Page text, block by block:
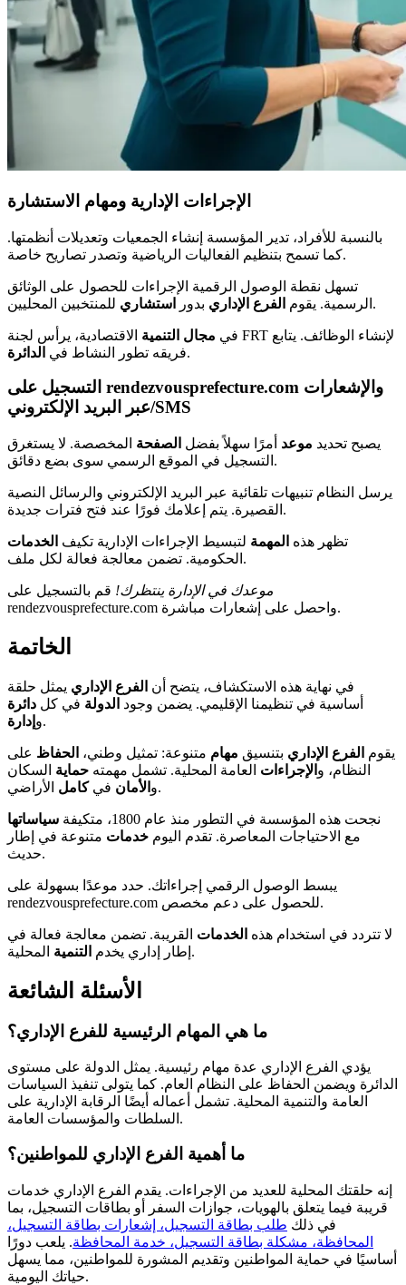
الإجراءات الإدارية ومهام الاستشارة
بالنسبة للأفراد، تدير المؤسسة إنشاء الجمعيات وتعديلات أنظمتها.
كما تسمح بتنظيم الفعاليات الرياضية وتصدر تصاريح خاصة.
تسهل نقطة الوصول الرقمية الإجراءات للحصول على الوثائق
الرسمية. يقوم الفرع الإداري بدور استشاري للمنتخبين المحليين.
في مجال التنمية الاقتصادية، يرأس لجنة FRT لإنشاء الوظائف. يتابع
فريقه تطور النشاط في الدائرة .
التسجيل على rendezvousprefecture.com والإشعارات
عبر البريد الإلكتروني/SMS
يصبح تحديد موعد أمرًا سهلاً بفضل الصفحة المخصصة. لا يستغرق
التسجيل في الموقع الرسمي سوى بضع دقائق.
يرسل النظام تنبيهات تلقائية عبر البريد الإلكتروني والرسائل النصية
القصيرة. يتم إعلامك فورًا عند فتح فترات جديدة.
تظهر هذه المهمة لتبسيط الإجراءات الإدارية تكيف الخدمات
الحكومية. تضمن معالجة فعالة لكل ملف.
موعدك في الإدارة ينتظرك! قم بالتسجيل على
rendezvousprefecture.com واحصل على إشعارات مباشرة.
الخاتمة
في نهاية هذه الاستكشاف، يتضح أن الفرع الإداري يمثل حلقة
أساسية في تنظيمنا الإقليمي. يضمن وجود الدولة في كل دائرة
و إدارة .
يقوم الفرع الإداري بتنسيق مهام متنوعة: تمثيل وطني، الحفاظ على
النظام، و الإجراءات العامة المحلية. تشمل مهمته حماية السكان
و الأمان فيكامل الأراضي.
نجحت هذه المؤسسة في التطور منذ عام 1800، متكيفة
سياساتها
مع الاحتياجات المعاصرة. تقدم اليوم خدمات متنوعة في إطار
حديث.
يبسط الوصول الرقمي إجراءاتك. حدد موعدًا بسهولة على
rendezvousprefecture.com للحصول على دعم مخصص.
لا تتردد في استخدام هذه الخدمات القريبة. تضمن معالجة فعالة في
إطار إداري يخدم التنمية المحلية.
الأسئلة الشائعة
ما هي المهام الرئيسية للفرع الإداري؟
يؤدي الفرع الإداري عدة مهام رئيسية. يمثل الدولة على مستوى
الدائرة ويضمن الحفاظ على النظام العام. كما يتولى تنفيذ السياسات
العامة والتنمية المحلية. تشمل أعماله أيضًا الرقابة الإدارية على
السلطات والمؤسسات العامة.
ما أهمية الفرع الإداري للمواطنين؟
إنه حلقتك المحلية للعديد من الإجراءات. يقدم الفرع الإداري خدمات
قريبة فيما يتعلق بالهويات، جوازات السفر أو بطاقات التسجيل، بما
في ذلك طلب بطاقة التسجيل، إشعارات بطاقة التسجيل،
المحافظة، مشكلة بطاقة التسجيل، خدمة المحافظة. يلعب دورًا
أساسيًا في حماية المواطنين وتقديم المشورة للمواطنين، مما يسهل
حياتك اليومية.